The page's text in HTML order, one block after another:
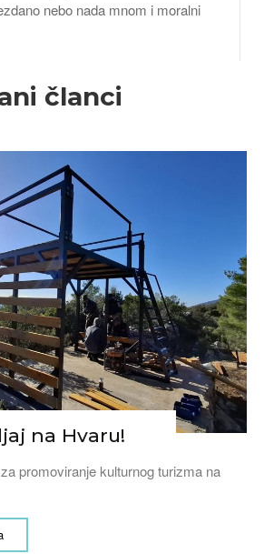
nebo nada mnom i moralni
članci
na Hvaru!
promoviranje kulturnog turizma na